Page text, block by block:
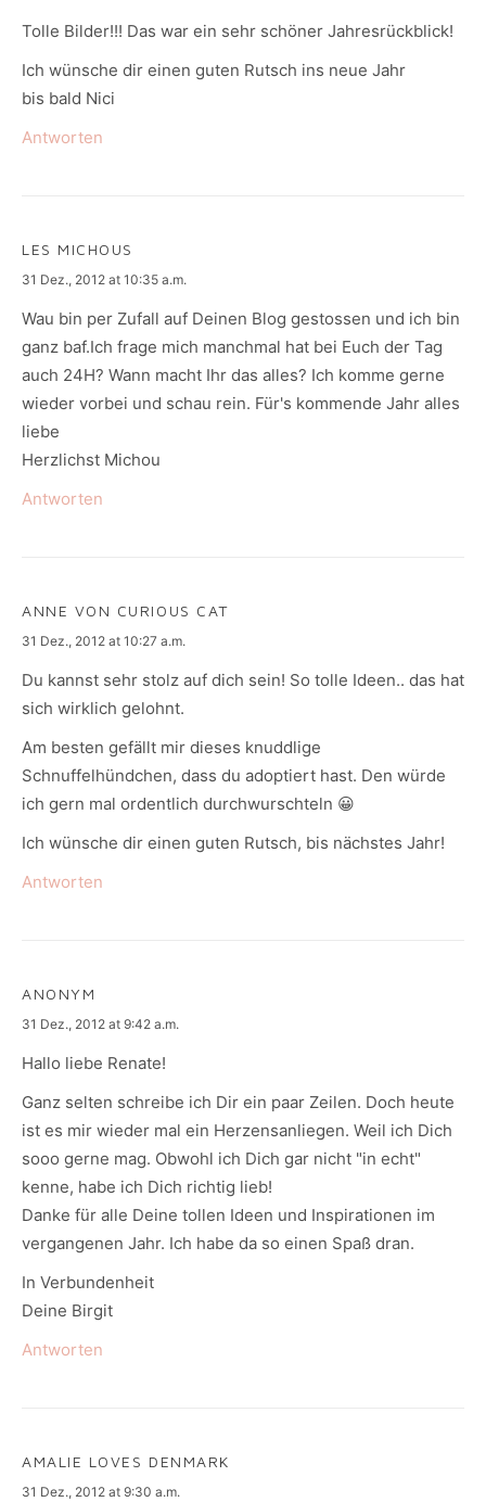
Tolle Bilder!!! Das war ein sehr schöner Jahresrückblick!
Ich wünsche dir einen guten Rutsch ins neue Jahr
bis bald Nici
Antworten
LES MICHOUS
says:
31 Dez., 2012 at 10:35 a.m.
Wau bin per Zufall auf Deinen Blog gestossen und ich bin
ganz baf.Ich frage mich manchmal hat bei Euch der Tag
auch 24H? Wann macht Ihr das alles? Ich komme gerne
wieder vorbei und schau rein. Für's kommende Jahr alles
liebe
Herzlichst Michou
Antworten
ANNE VON CURIOUS CAT
says:
31 Dez., 2012 at 10:27 a.m.
Du kannst sehr stolz auf dich sein! So tolle Ideen.. das hat
sich wirklich gelohnt.
Am besten gefällt mir dieses knuddlige
Schnuffelhündchen, dass du adoptiert hast. Den würde
ich gern mal ordentlich durchwurschteln 😀
Ich wünsche dir einen guten Rutsch, bis nächstes Jahr!
Antworten
ANONYM
says:
31 Dez., 2012 at 9:42 a.m.
Hallo liebe Renate!
Ganz selten schreibe ich Dir ein paar Zeilen. Doch heute
ist es mir wieder mal ein Herzensanliegen. Weil ich Dich
sooo gerne mag. Obwohl ich Dich gar nicht "in echt"
kenne, habe ich Dich richtig lieb!
Danke für alle Deine tollen Ideen und Inspirationen im
vergangenen Jahr. Ich habe da so einen Spaß dran.
In Verbundenheit
Deine Birgit
Antworten
AMALIE LOVES DENMARK
says:
31 Dez., 2012 at 9:30 a.m.